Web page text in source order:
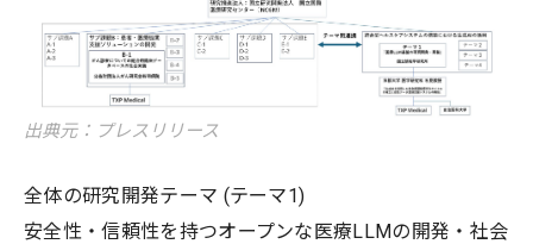
出典元：プレスリリース
全体の研究開発テーマ (テーマ1)
安全性・信頼性を持つオープンな医療LLMの開発・社会